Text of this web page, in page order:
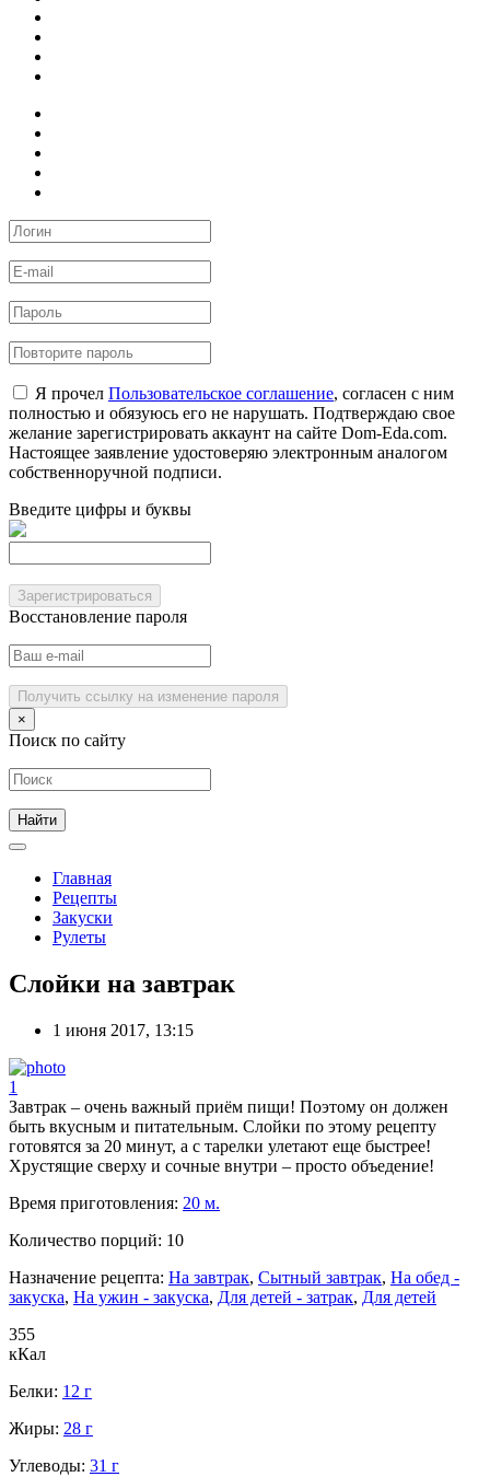
Я прочел Пользовательское соглашение, согласен с ним
полностью и обязуюсь его не нарушать. Подтверждаю свое
желание зарегистрировать аккаунт на сайте Dom-Eda.com.
Настоящее заявление удостоверяю электронным аналогом
собственноручной подписи.
Введите цифры и буквы
Зарегистрироваться
Восстановление пароля
Получить ссылку на изменение пароля
×
Поиск по сайту
Главная
Рецепты
Закуски
Рулеты
Слойки на завтрак
1 июня 2017, 13:15
1
Завтрак – очень важный приём пищи! Поэтому он должен
быть вкусным и питательным. Слойки по этому рецепту
готовятся за 20 минут, а с тарелки улетают еще быстрее!
Хрустящие сверху и сочные внутри – просто объедение!
Время приготовления: 20 м.
Количество порций: 10
Назначение рецепта: На завтрак, Сытный завтрак, На обед -
закуска, На ужин - закуска, Для детей - затрак, Для детей
355
кКал
Белки: 12 г
Жиры: 28 г
Углеводы: 31 г